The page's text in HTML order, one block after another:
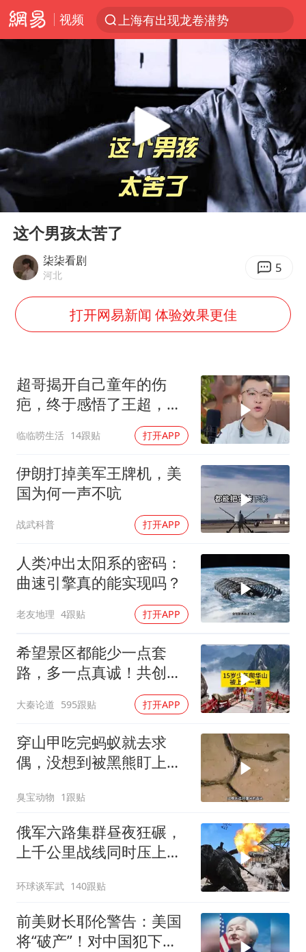
视频
上海有出现龙卷潜势
上半年我国经营主体结构持续优化
王传君 《披荆斩棘》
上海：5号线16号线浦江线全线停运
白海豚预计将在浙江苍南到三门一带登陆
今日15时起福州地铁高架区段停运
国足U17与阿森纳决赛取消 并列冠军
王艺迪2-4不敌张本美和止步4强
泰国：高度重视中国游客旅游体验
上海大部迎大暴雨
蒯曼挺进WTT横滨冠军赛女单四强
以军士兵把枪口对准中国记者
笔试第一被劝弃考涉事副校长被撤职
白海豚5次眼壁置换
构建更高水平的全民健身公共服务体系
Play
04:11
这个男孩太苦了
柒柒看剧
河北 5
打开网易新闻 体验效果更佳
超哥揭开自己童年的伤
疤，终于感悟了王超，他
决定接妈妈回来养老
临临唠生活 14跟贴 打开APP
伊朗打掉美军王牌机，美
国为何一声不吭
战武科普 打开APP
人类冲出太阳系的密码：
曲速引擎真的能实现吗？
老友地理 4跟贴 打开APP
希望景区都能少一点套
路，多一点真诚！共创良
大秦论道 595跟贴 打开APP
穿山甲吃完蚂蚁就去求
偶，没想到被黑熊盯上
臭宝动物 1跟贴
俄军六路集群昼夜狂碾，
上千公里战线同时压上，
制打残
环球谈军武 140跟贴
前美财长耶伦警告：美国
将“破产”！对中国犯下两